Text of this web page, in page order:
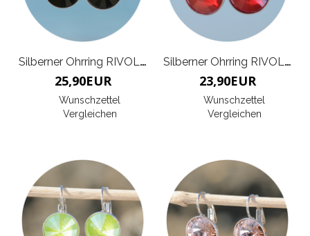
Silberner Ohrring RIVOLI G
25,90EUR
Wunschzettel
Vergleichen
Silberner Ohrring RIVOLI K
23,90EUR
Wunschzettel
Vergleichen